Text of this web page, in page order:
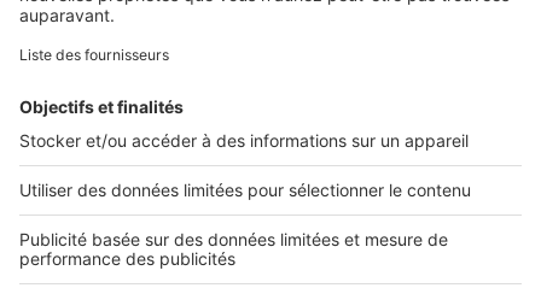
Retrouvez-nous sur ...
L'ENTREPRISE
Nous contacter
Nous recrutons